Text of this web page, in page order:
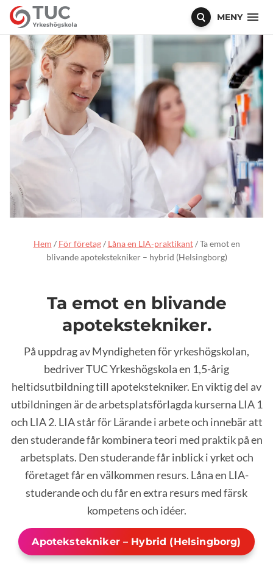
MENY
Hem / För företag/ Låna en LIA-praktikant/Ta emot en
blivande apotekstekniker – hybrid (Helsingborg)
Ta emot en blivande
apotekstekniker.
På uppdrag av Myndigheten för yrkeshögskolan,
bedriver TUC Yrkeshögskola en 1,5-årig
heltidsutbildning till apotekstekniker. En viktig del av
utbildningen är de arbetsplatsförlagda kurserna LIA 1
och LIA 2. LIA står för Lärande i arbete och innebär att
den studerande får kombinera teori med praktik på en
arbetsplats. Den studerande får inblick i yrket och
företaget får en välkommen resurs. Låna en LIA-
studerande och du får en extra resurs med färsk
kompetens och idéer.
Apotekstekniker – Hybrid (Helsingborg)